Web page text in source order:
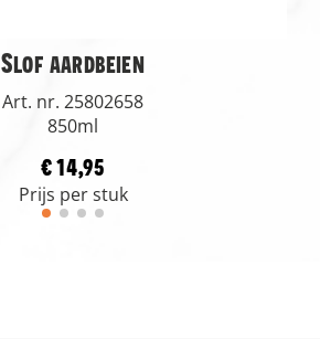
Slof aardbeien
Art. nr. 25802658
850ml
€ 14,95
Prijs per stuk